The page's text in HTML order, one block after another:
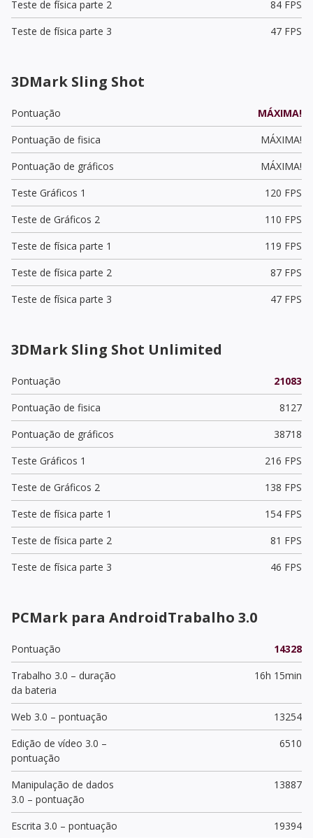
Teste de física parte 2
84 FPS
Teste de física parte 3
47 FPS
3DMark Sling Shot
Pontuação
MÁXIMA!
Pontuação de fisica
MÁXIMA!
Pontuação de gráficos
MÁXIMA!
Teste Gráficos 1
120 FPS
Teste de Gráficos 2
110 FPS
Teste de física parte 1
119 FPS
Teste de física parte 2
87 FPS
Teste de física parte 3
47 FPS
3DMark Sling Shot Unlimited
Pontuação
21083
Pontuação de fisica
8127
Pontuação de gráficos
38718
Teste Gráficos 1
216 FPS
Teste de Gráficos 2
138 FPS
Teste de física parte 1
154 FPS
Teste de física parte 2
81 FPS
Teste de física parte 3
46 FPS
PCMark para AndroidTrabalho 3.0
Pontuação
14328
Trabalho 3.0 – duração
da bateria
16h 15min
Web 3.0 – pontuação
13254
Edição de vídeo 3.0 –
pontuação
6510
Manipulação de dados
3.0 – pontuação
13887
Escrita 3.0 – pontuação
19394